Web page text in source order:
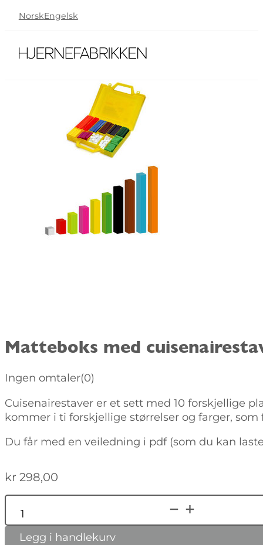
NorskEngelsk
Matteboks med
Ingen omtaler(0)
Cuisenairestaver er et sett med 10 forskjellige
kommer i ti forskjellige størrelser og farger,
Du får med en veiledning i pdf (som du kan
kr 298,00
med
cuisenairestaver
antall
Legg i handlekurv
Alternative: